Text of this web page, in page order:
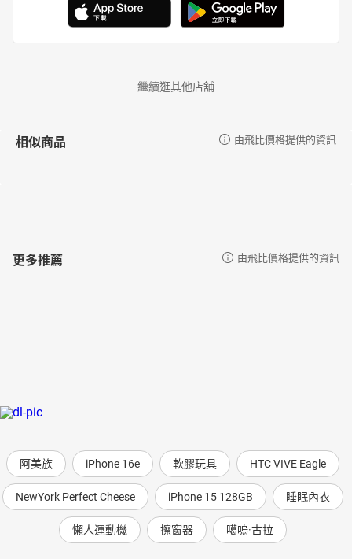
繼續逛其他店舖
相似商品 由飛比價格提供的資訊
更多推薦 由飛比價格提供的資訊
阿美族 iPhone 16e 軟膠玩具 HTC VIVE Eagle
NewYork Perfect Cheese iPhone 15 128GB 睡眠內衣
懶人運動機 擦窗器 噶嗚·古拉